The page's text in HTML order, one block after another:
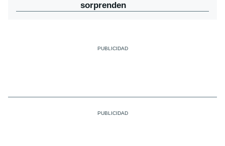
sorprenden